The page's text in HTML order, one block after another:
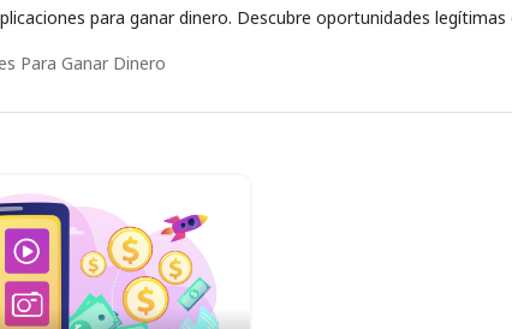
para ganar dinero. Descubre oportunidades
Para Ganar Dinero